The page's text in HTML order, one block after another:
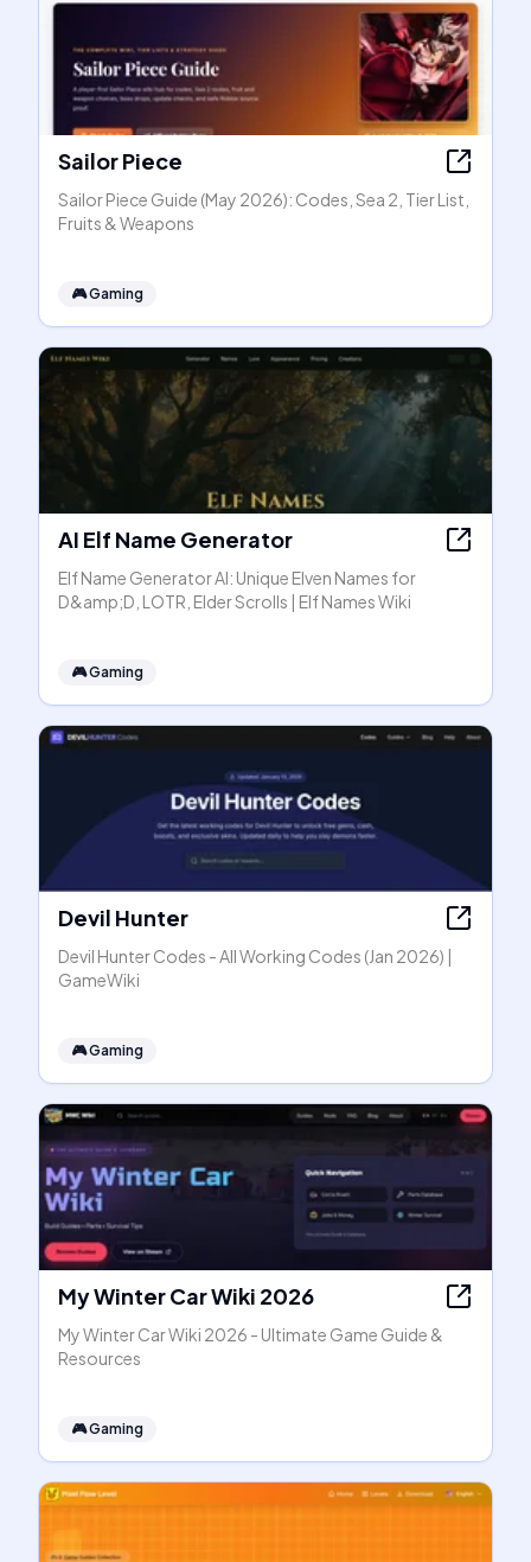
Sailor Piece
Sailor Piece Guide (May 2026): Codes, Sea 2, Tier List,
Fruits & Weapons
🎮Gaming
AI Elf Name Generator
Elf Name Generator AI: Unique Elven Names for
D&amp;D, LOTR, Elder Scrolls | Elf Names Wiki
🎮Gaming
Devil Hunter
Devil Hunter Codes - All Working Codes (Jan 2026) |
GameWiki
🎮Gaming
My Winter Car Wiki 2026
My Winter Car Wiki 2026 - Ultimate Game Guide &
Resources
🎮Gaming